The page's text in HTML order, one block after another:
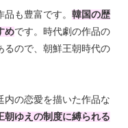
も豊富です。 韓国の歴
めです。時代劇の作品の
るので、朝鮮王朝時代の
内の恋愛を描いた作品な
朝ゆえの制度に縛られる